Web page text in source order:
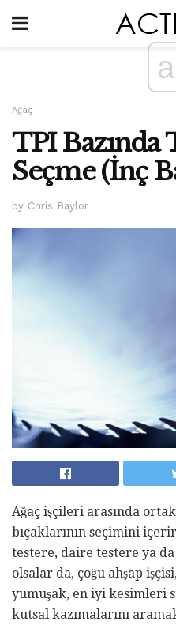
Ağaç
TPI Bazında
Seçme (İnç
by Chris Baylor
Ağaç işçileri arasında
bıçaklarının seçimini
testere, daire testere ya
olsalar da, çoğu ahşap
yumuşak, en iyi kesimleri
kutsal kazımalarını